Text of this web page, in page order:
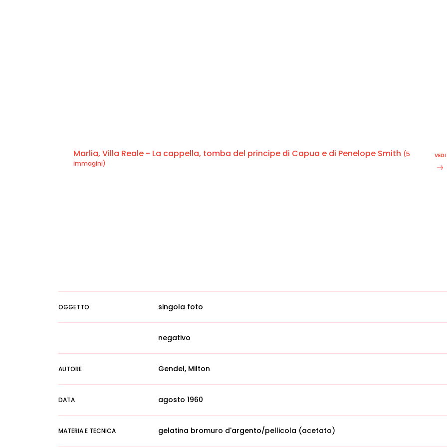
Marlia, Villa Reale - La cappella, tomba del principe di Capua e di Penelope Smith (5
immagini)
OGGETTO singola foto
negativo
AUTORE Gendel, Milton
DATA agosto 1960
MATERIA E TECNICA gelatina bromuro d'argento/pellicola (acetato)